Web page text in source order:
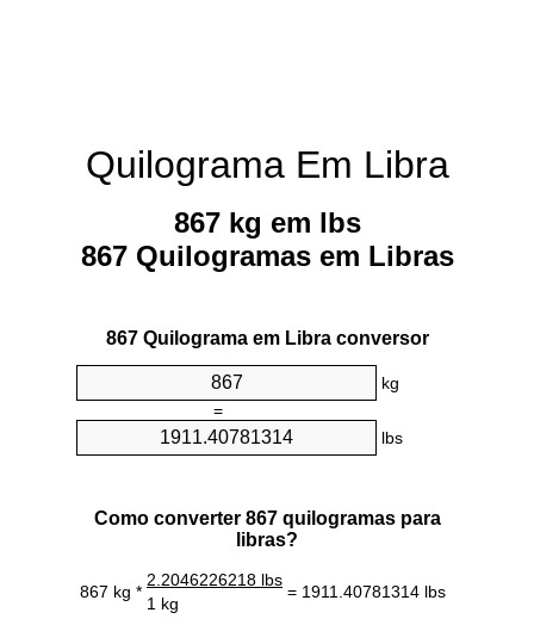
Quilograma Em Libra
867 kg em lbs
867 Quilogramas em Libras
867 Quilograma em Libra conversor
kg
=
lbs
Como converter 867 quilogramas para
libras?
867 kg *
2.2046226218 lbs
= 1911.40781314 lbs
1 kg